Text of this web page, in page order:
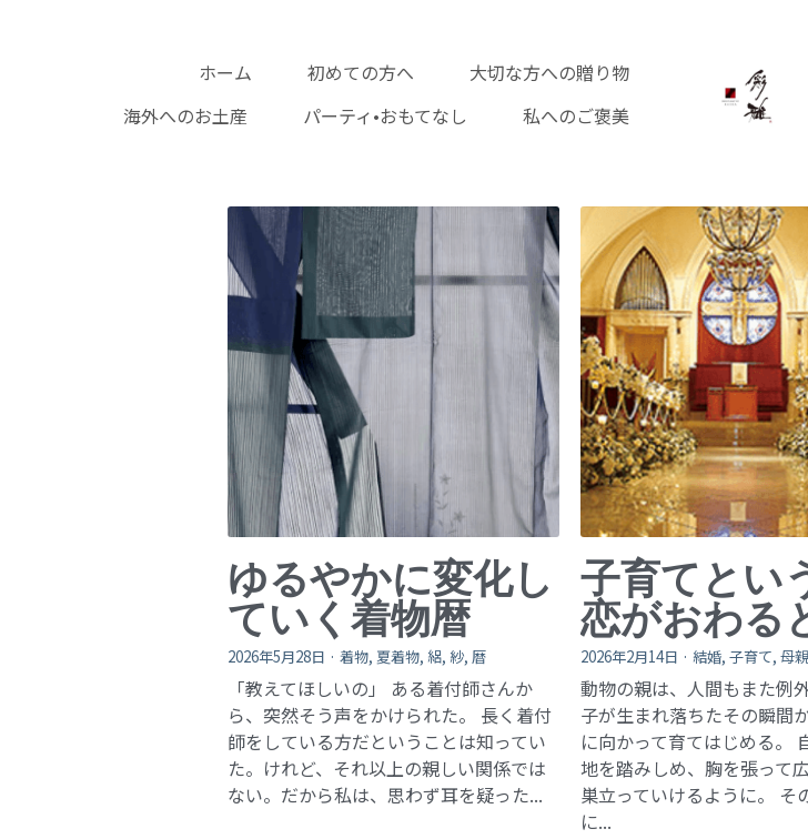
ホーム 初めての方へ
大切な方への贈り物
海外へのお土産
パーティ•おもてなし
ゆるやかに変化し
ていく着物暦
2026年5月28日 ·着物, 夏着物, 絽, 紗, 暦
「教えてほしいの」 ある着付師さんか
ら、突然そう声をかけられた。 長く着付
師をしている方だということは知ってい
た。けれど、それ以上の親しい関係では
ない。だから私は、思わず耳を疑った...
子育てとい
恋がおわる
2026年2月14日 · 結婚, 子育て, 母
動物の親は、人間もまた例
子が生まれ落ちたその瞬間
に向かって育てはじめる。
地を踏みしめ、胸を張って
巣立っていけるように。 そ
に...